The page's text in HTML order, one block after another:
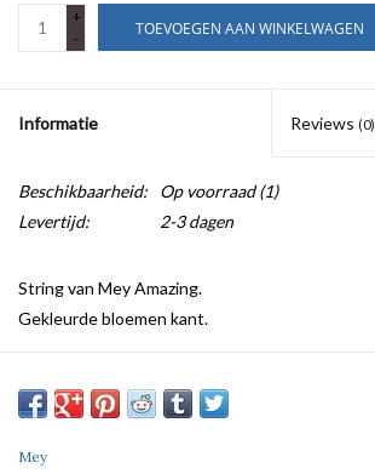
+
-
TOEVOEGEN AAN WINKELWAGEN
Informatie Reviews (0)
Beschikbaarheid: Op voorraad(1)
Levertijd:
2-3 dagen
String van Mey Amazing.
Gekleurde bloemen kant.
Mey